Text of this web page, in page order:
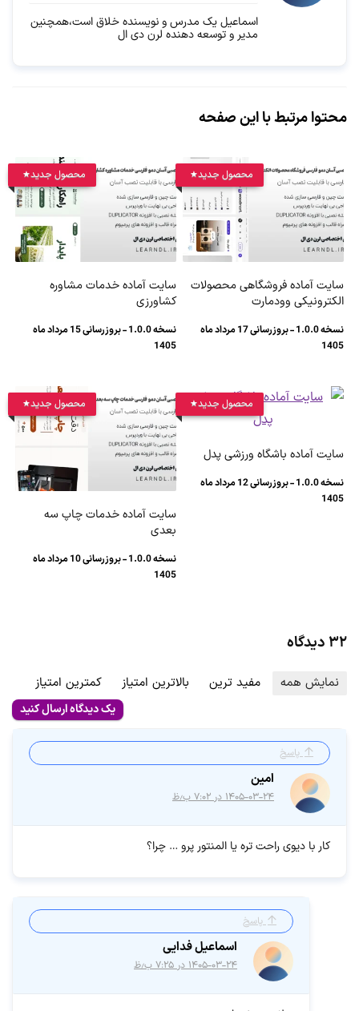
اسماعیل یک مدرس و نویسنده خلاق است،همچنین
مدیر و توسعه دهنده لرن دی ال
محتوا مرتبط با این صفحه
محصول جدید
سایت آماده فروشگاهی محصولات
الکترونیکی وودمارت
نسخه 1.0.0 - بروزرسانی 17 مرداد ماه
1405
محصول جدید
سایت آماده خدمات مشاوره
کشاورزی
نسخه 1.0.0 - بروزرسانی 15 مرداد ماه
1405
محصول جدید
سایت آماده باشگاه ورزشی پدل
نسخه 1.0.0 - بروزرسانی 12 مرداد ماه
1405
محصول جدید
سایت آماده خدمات چاپ سه
بعدی
نسخه 1.0.0 - بروزرسانی 10 مرداد ماه
1405
۳۲ دیدگاه
نمایش همه مفید ترین بالاترین امتیاز کمترین امتیاز
یک دیدگاه ارسال کنید
پاسخ
امین
۱۴۰۵-۰۳-۲۴ در ۷:۰۲ ب٫ظ
کار با دیوی راحت تره یا المنتور پرو … چرا؟
پاسخ
اسماعیل فدایی
۱۴۰۵-۰۳-۲۴ در ۷:۲۵ ب٫ظ